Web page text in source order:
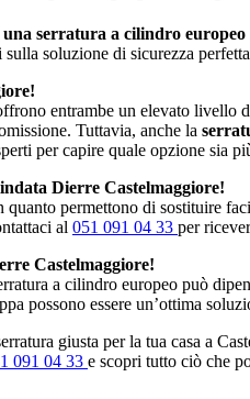
serratura a cilindro europeo
soluzione di sicurezza
entrambe un elevato livello
Tuttavia, anche la
per capire quale opzione sia
Dierre Castelmaggiore!
permettono di sostituire
al 051 091 04 33 per
Castelmaggiore!
a cilindro europeo può
possono essere un’ottima
giusta per la tua casa a
091 04 33 e scopri tutto ciò che